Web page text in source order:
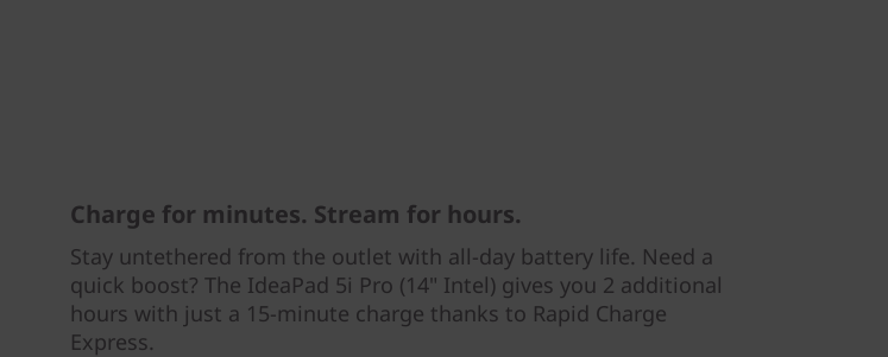
Charge for minutes. Stream for hours.
Stay untethered from the outlet with all-day battery life. Need a
quick boost? The IdeaPad 5i Pro (14" Intel) gives you 2 additional
hours with just a 15-minute charge thanks to Rapid Charge
Express.